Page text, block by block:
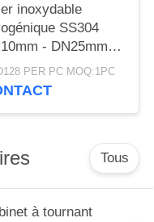
inoxydable
SS304
- DN25mm
anti-retour de
de soudure
PER PC MOQ:1PC
Tous
à tournant